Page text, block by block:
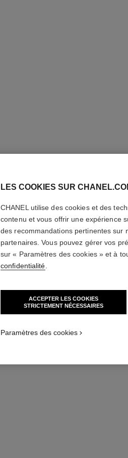
LES COOKIES SUR
CHANEL utilise des cookies et des
contenu et vous offrir une expérience
des recommandations pertinentes sur
partenaires. Vous pouvez gérer vos
sur « Paramètres des cookies » et à
confidentialité
ACCEPTER LES COOKIES
STRICTEMENT NÉCESSAIRES
Paramètres des cookies